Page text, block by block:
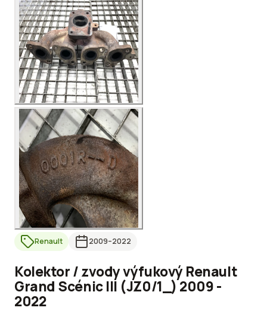
Renault 2009–2022
Kolektor / zvody výfukový Renault
Grand Scénic III (JZ0/1_) 2009 -
2022